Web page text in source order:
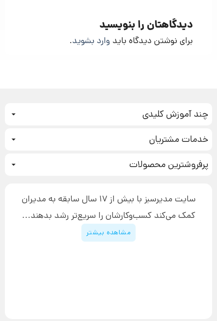
دیدگاهتان را بنویسید
برای نوشتن دیدگاه باید وارد بشوید.
چند آموزش کلیدی
بازاریابی عصبی
تبلیغ نویسی
افزایش عملکرد
چگونه کتاب بنویسیم
دوره اینستاگرام
خدمات مشتریان
آموزش دسترسی به دانلود فایل‌ها
پیگیری سفارش
پشتیبانی
قوانین و مقررات سایت
پرفروشترین محصولاتدوره جدید سیستم سازی
سایت مدیرسبز با بیش از 17 سال سابقه به مدیران
کمک می‌کند کسب‌و‌کارشان را سریع‌تر رشد بدهند...
مشاهده بیشتر